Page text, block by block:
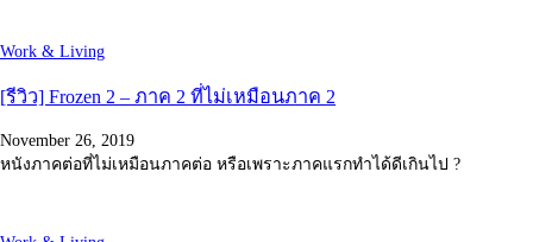
Work & Living
[รีวิว] Frozen 2 – ภาค 2 ที่ไม่เหมือนภาค 2
November 26, 2019
หนังภาคต่อที่ไม่เหมือนภาคต่อ หรือเพราะภาคแรกทำได้ดีเกินไป ?